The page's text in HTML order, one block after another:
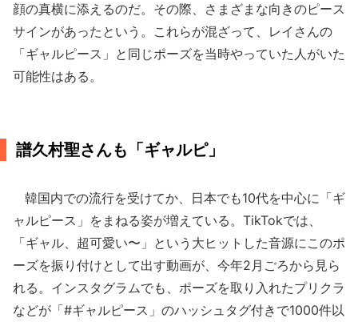
顔の真横に添えるのだ。その際、さまざまな向きのピース
サインがあったという。これらが混ざって、レイさんの
「ギャルピース」と同じポーズを当時やっていた人がいた
可能性はある。
譜久村聖さんも「ギャルピ」
韓国内での流行を受けてか、日本でも10代を中心に「ギ
ャルピース」をまねる姿が増えている。TikTokでは、
「ギャル、超可愛い〜」という大ヒットした音源にこのポ
ーズを振り付けとして出す動画が、今年2月ごろから見ら
れる。インスタグラムでも、ポーズを取り入れたプリクラ
などが「#ギャルピース」のハッシュタグ付きで1000件以